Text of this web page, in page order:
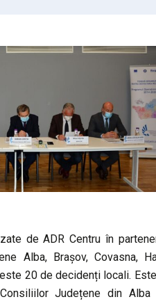
de ADR Centru în
Alba, Brașov, Covasna,
20 de decidenți locali.
Județene din